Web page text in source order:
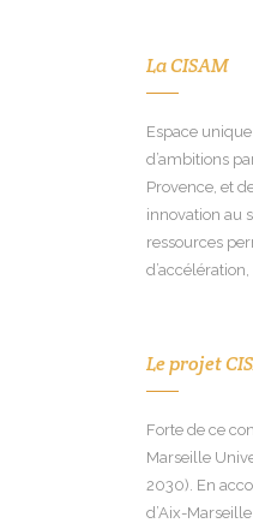
La CISAM
Espace
d’ambitions
Provence, et
innovation au
ressources
Le projet
Forte de ce
Marseille
2030). En
d’Aix-